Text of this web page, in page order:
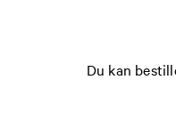
Du kan